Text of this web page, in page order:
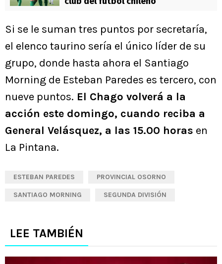
Si se le suman tres puntos por secretaría,
el elenco taurino sería el único líder de su
grupo, donde hasta ahora el Santiago
Morning de Esteban Paredes es tercero, con
nueve puntos. El Chago volverá a la
acción este domingo, cuando reciba a
General Velásquez, a las 15.00 horas en
La Pintana.
ESTEBAN PAREDES PROVINCIAL OSORNO
SANTIAGO MORNING SEGUNDA DIVISIÓN
LEE TAMBIÉN